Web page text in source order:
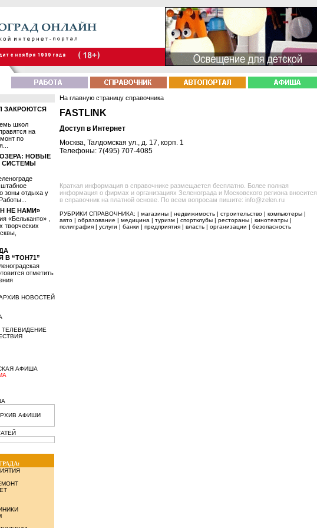
ЗАКРОЮТСЯ
школ
на
по
НОВЫЕ
СИСТЕМЫ
зоны отдыха у
НЕ НАМИ»
«Бельканто» ,
творческих
В “ТОН71”
отметить
НОВОСТЕЙ
ТЕЛЕВИДЕНИЕ
АФИША
АФИШИ
На главную страницу справочника
FASTLINK
Доступ в Интернет
Москва, Талдомская ул., д. 17, корп. 1
Телефоны: 7(495) 707-4085
Краткая информация в справочнике размещается бесплатно. Более полная
информация о фирмах и организациях Зеленограда и Московского региона вносится
в справочник на платной основе. По всем вопросам пишите: info@zelen.ru
РУБРИКИ СПРАВОЧНИКА: | магазины недвижимость строительство компьютеры
авто
образование медицина туризм спортклубы рестораны кинотеатры
полиграфия
услуги банки предприятия власть организации безопасность